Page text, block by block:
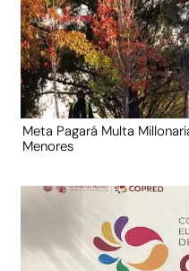
Meta Pagará Multa
Menores